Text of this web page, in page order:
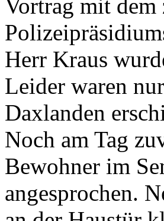
Vortrag mit dem
Herr Kraus
Leider waren
Daxlanden
Noch am Tag
Bewohner im
angesprochen.